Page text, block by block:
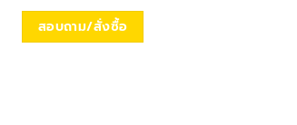
สอบถาม/สั่งซื้อ